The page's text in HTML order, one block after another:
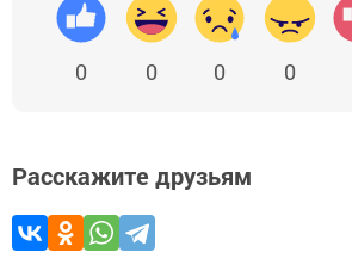
0 0 0 0
Расскажите друзьям